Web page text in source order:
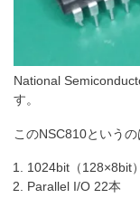
National
す。
このNSC810という
1024bit（128×8bit
Parallel I/O 22本